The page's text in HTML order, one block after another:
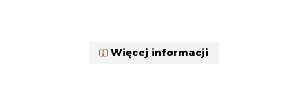
Więcej informacji